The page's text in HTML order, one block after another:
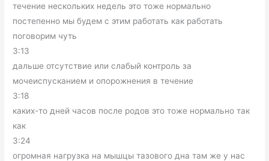
течение нескольких недель это тоже нормально
постепенно мы будем с этим работать как работать
поговорим чуть
3:13
дальше отсутствие или слабый контроль за
мочеиспусканием и опорожнения в течение
3:18
каких-то дней часов после родов это тоже нормально так
как
3:24
огромная нагрузка на мышцы тазового дна там же у нас